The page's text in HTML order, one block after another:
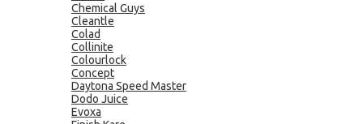
Chemical Guys
Cleantle
Colad
Collinite
Colourlock
Concept
Daytona Speed Master
Dodo Juice
Evoxa